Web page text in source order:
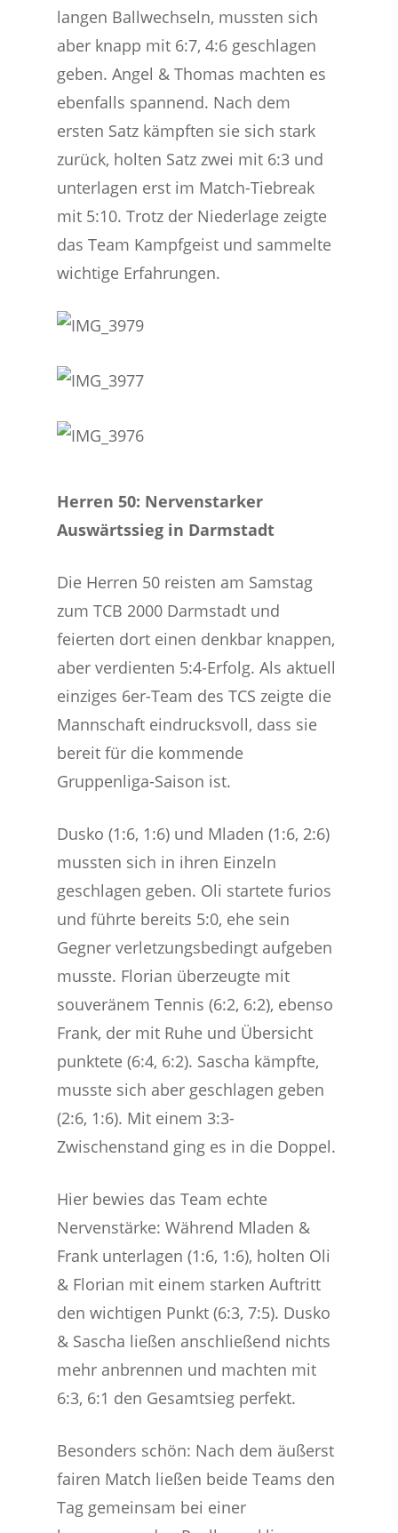
langen Ballwechseln, mussten sich
aber knapp mit 6:7, 4:6 geschlagen
geben. Angel & Thomas machten es
ebenfalls spannend. Nach dem
ersten Satz kämpften sie sich stark
zurück, holten Satz zwei mit 6:3 und
unterlagen erst im Match-Tiebreak
mit 5:10. Trotz der Niederlage zeigte
das Team Kampfgeist und sammelte
wichtige Erfahrungen.
Herren 50: Nervenstarker
Auswärtssieg in Darmstadt
Die Herren 50 reisten am Samstag
zum TCB 2000 Darmstadt und
feierten dort einen denkbar knappen,
aber verdienten 5:4-Erfolg. Als aktuell
einziges 6er-Team des TCS zeigte die
Mannschaft eindrucksvoll, dass sie
bereit für die kommende
Gruppenliga-Saison ist.
Dusko (1:6, 1:6) und Mladen (1:6, 2:6)
mussten sich in ihren Einzeln
geschlagen geben. Oli startete furios
und führte bereits 5:0, ehe sein
Gegner verletzungsbedingt aufgeben
musste. Florian überzeugte mit
souveränem Tennis (6:2, 6:2), ebenso
Frank, der mit Ruhe und Übersicht
punktete (6:4, 6:2). Sascha kämpfte,
musste sich aber geschlagen geben
(2:6, 1:6). Mit einem 3:3-
Zwischenstand ging es in die Doppel.
Hier bewies das Team echte
Nervenstärke: Während Mladen &
Frank unterlagen (1:6, 1:6), holten Oli
& Florian mit einem starken Auftritt
den wichtigen Punkt (6:3, 7:5). Dusko
& Sascha ließen anschließend nichts
mehr anbrennen und machten mit
6:3, 6:1 den Gesamtsieg perfekt.
Besonders schön: Nach dem äußerst
fairen Match ließen beide Teams den
Tag gemeinsam bei einer